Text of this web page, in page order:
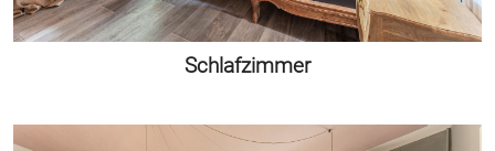
Schlafzimmer